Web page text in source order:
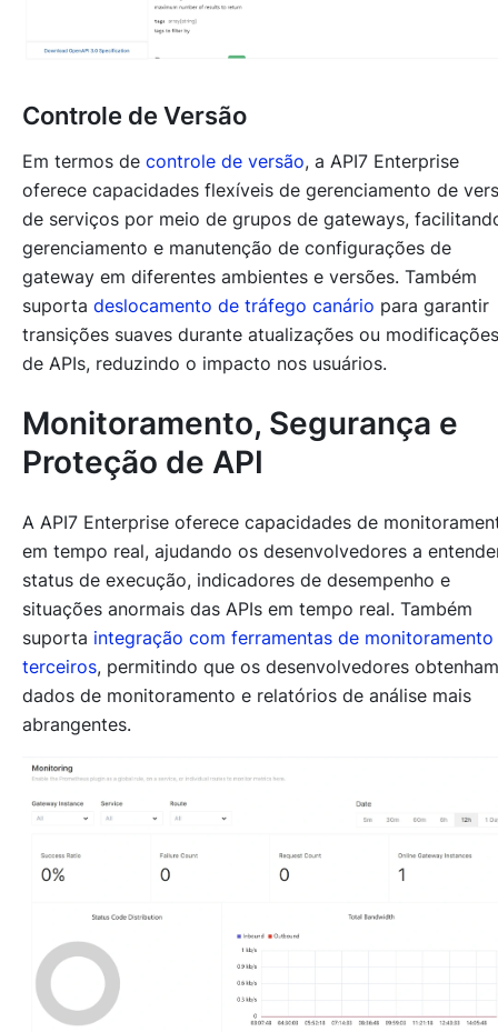
Controle de Versão
Em termos de controle de versão, a API7 Enterprise
oferece capacidades flexíveis de gerenciamento de
de serviços por meio de grupos de gateways,
gerenciamento e manutenção de configurações de
gateway em diferentes ambientes e versões. Também
suporta deslocamento de tráfego canário para garantir
transições suaves durante atualizações ou modificações
de APIs, reduzindo o impacto nos usuários.
Monitoramento, Segurança e
Proteção de API
A API7 Enterprise oferece capacidades de
em tempo real, ajudando os desenvolvedores a
status de execução, indicadores de desempenho e
situações anormais das APIs em tempo real. Também
suporta integração com ferramentas de monitoramento
terceiros, permitindo que os desenvolvedores obtenham
dados de monitoramento e relatórios de análise mais
abrangentes.